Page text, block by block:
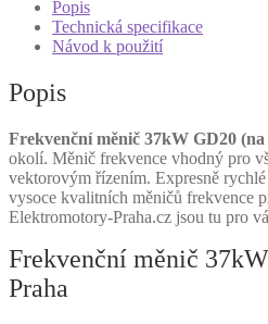
400V)
množství
Popis
Technická specifikace
Návod k použití
Popis
Frekvenční měnič 37kW GD20
okolí. Měnič frekvence vhodný pro
vektorovým řízením. Expresně
vysoce kvalitních měničů frekvence
Elektromotory-Praha.cz jsou tu pro
Frekvenční měnič
Praha